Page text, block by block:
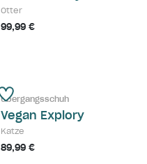
Otter
99,99 €
Übergangsschuh
Vegan Explory
Katze
89,99 €